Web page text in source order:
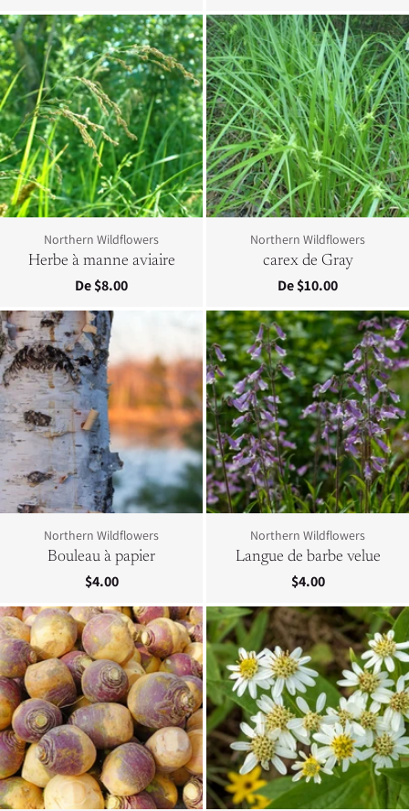
Northern Wildflowers
Herbe à manne aviaire
De $8.00
Northern Wildflowers
carex de Gray
De $10.00
Northern Wildflowers
Bouleau à papier
$4.00
Northern Wildflowers
Langue de barbe velue
$4.00